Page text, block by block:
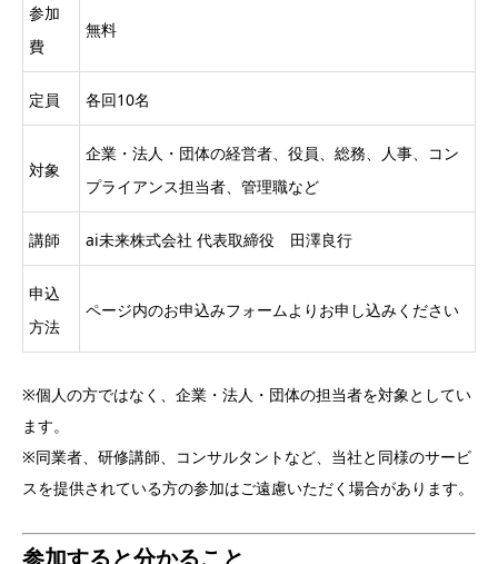
参加
費
無料
定員 各回10名
対象
企業・法人・団体の経営者、役員、総務、人事、コン
プライアンス担当者、管理職など
講師 ai未来株式会社 代表取締役 田澤良行
申込
方法
ページ内のお申込みフォームよりお申し込みください
※個人の方ではなく、企業・法人・団体の担当者を対象としてい
ます。
※同業者、研修講師、コンサルタントなど、当社と同様のサービ
スを提供されている方の参加はご遠慮いただく場合があります。
参加すると分かること